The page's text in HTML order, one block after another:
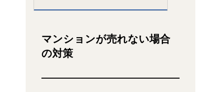
マンションが売れない場合
の対策